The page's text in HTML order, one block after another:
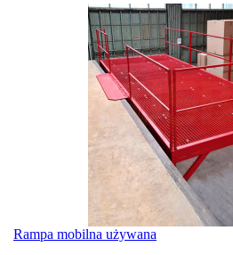
Rampa mobilna używana